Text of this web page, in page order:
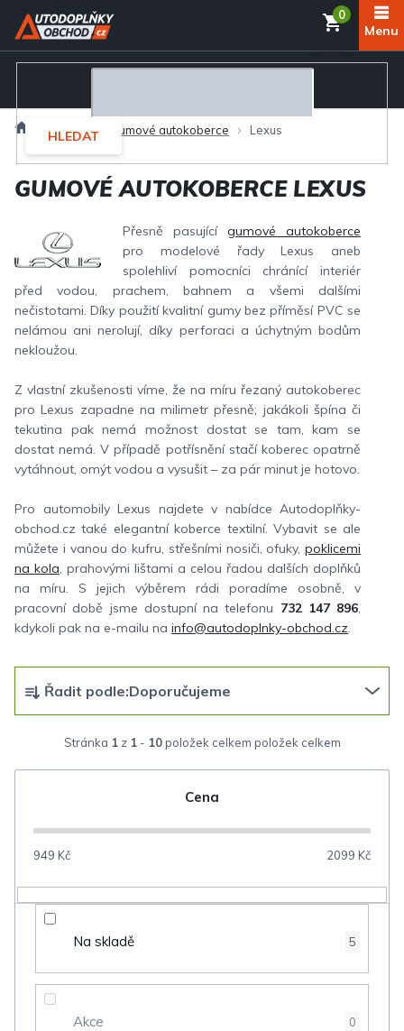
Přejít
obsah
HLEDAT
Interiér Gumové autokoberce Lexus
GUMOVÉ AUTOKOBERCE LEXUS
Přesně pasující gumové autokoberce
pro modelové řady Lexus aneb
spolehliví pomocníci chránící interiér
před vodou, prachem, bahnem a všemi dalšími
nečistotami. Díky použití kvalitní gumy bez příměsí PVC se
nelámou ani nerolují, díky perforaci a úchytným bodům
nekloužou.
Z vlastní zkušenosti víme, že na míru řezaný autokoberec
pro Lexus zapadne na milimetr přesně; jakákoli špína či
tekutina pak nemá možnost dostat se tam, kam se
dostat nemá. V případě potřísnění stačí koberec opatrně
vytáhnout, omýt vodou a vysušit – za pár minut je hotovo.
Pro automobily Lexus najdete v nabídce Autodoplňky-
obchod.cz také elegantní koberce textilní. Vybavit se ale
můžete i vanou do kufru, střešními nosiči, ofuky, poklicemi
na kola, prahovými lištami a celou řadou dalších doplňků
na míru. S jejich výběrem rádi poradíme osobně, v
pracovní době jsme dostupní na telefonu 732 147 896,
kdykoli pak na e-mailu na info@autodoplnky-obchod.cz.
Stránka 1z 1- 10položek celkem
a
e
o
Řadit podle:Doporučujeme
Cena
949 Kč 2099 Kč
Na skladě 5
Akce 0